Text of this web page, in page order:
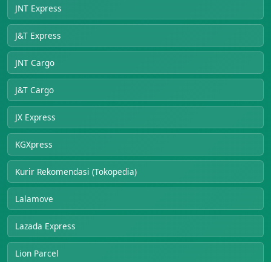
JNT Express
J&T Express
JNT Cargo
J&T Cargo
JX Express
KGXpress
Kurir Rekomendasi (Tokopedia)
Lalamove
Lazada Express
Lion Parcel